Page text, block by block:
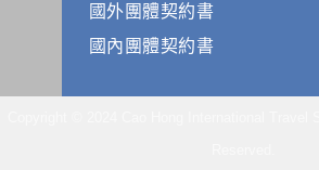
自我保護措施:
請妥善保管您在本公司及相關企業伙伴網
國外團體契約書
國內團體契約書